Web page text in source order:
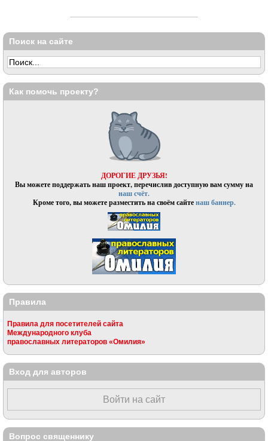
Поиск на сайте
Как помочь проекту?
ДОРОГИЕ ДРУЗЬЯ!
Вы можете поддержать наш проект, перечислив доступную вам сумму на
наш счёт.
Кроме того, вы можете разместить на своём сайтенаш баннер.
Правила
Правила для посетителей сайта
Международного клуба
православных литераторов «Омилия»
Вход для авторов
Войти на сайт
Вопрос священнику